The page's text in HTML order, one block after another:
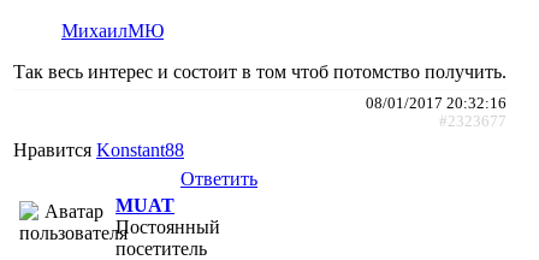
МихаилМЮ
Так весь интерес и состоит в том чтоб потомство получить.
08/01/2017 20:32:16
#2323677
Нравится Konstant88
Ответить
MUAT
Постоянный
посетитель